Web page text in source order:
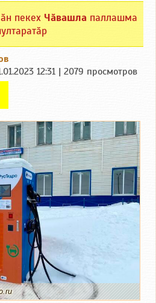
пекех Чӑвашла паллашма
12:31 | 2079 просмотров